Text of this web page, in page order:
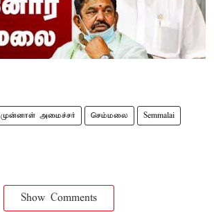
முன்னாள் அமைச்சர் செம்மலை Semmalai
Show Comments